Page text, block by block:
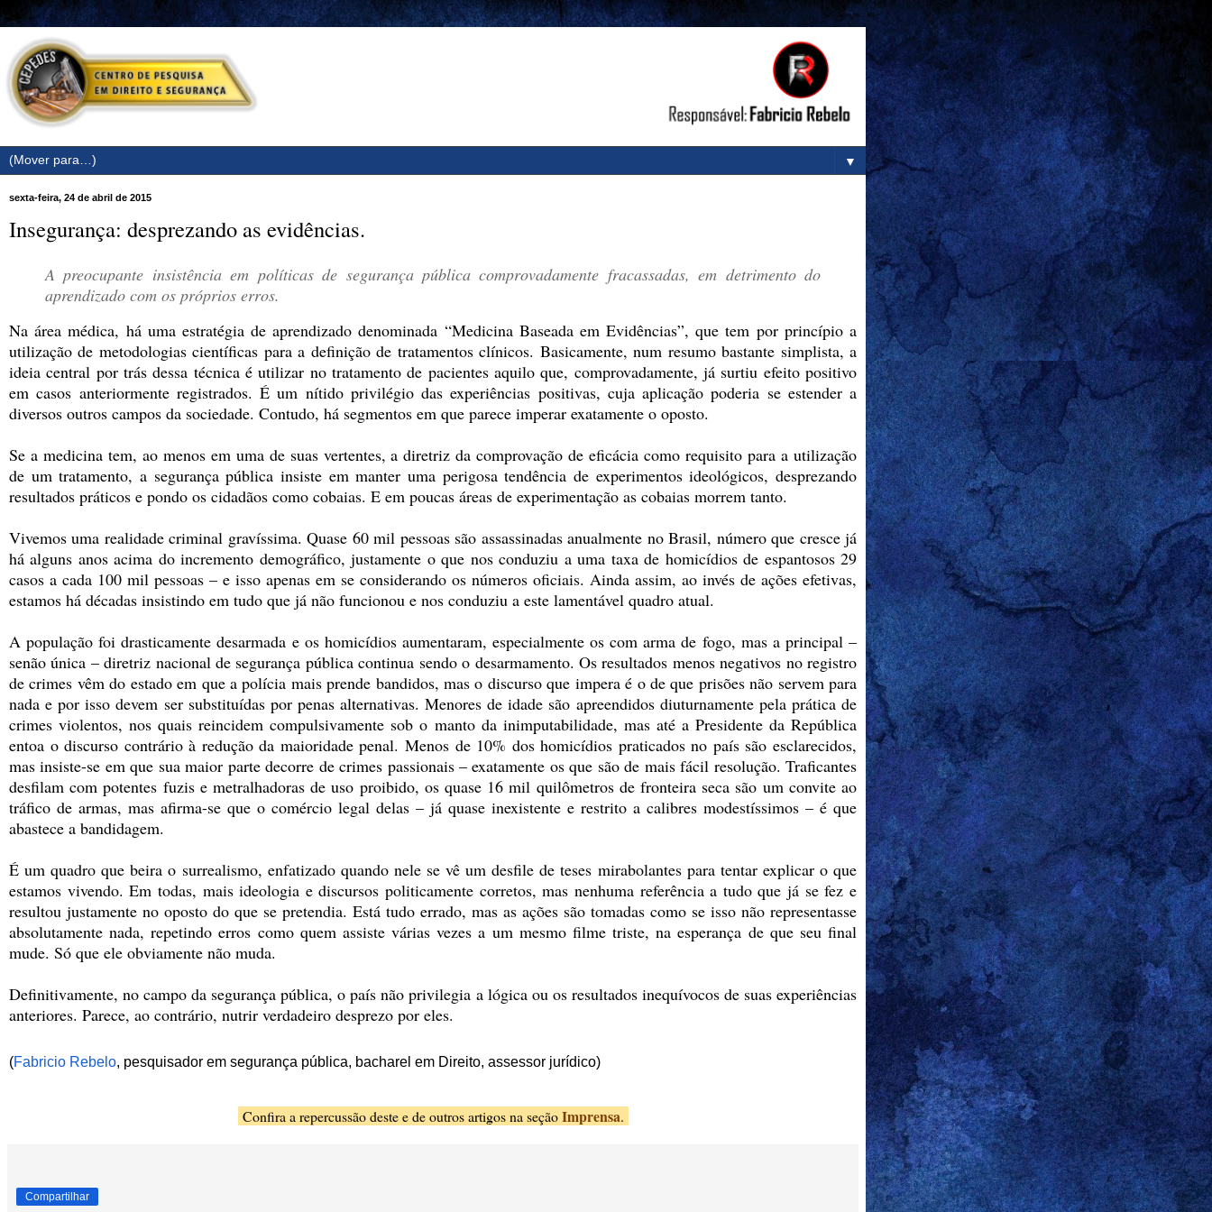
▼
sexta-feira, 24 de abril de 2015
Insegurança: desprezando as evidências.
A preocupante insistência em políticas de segurança pública comprovadamente fracassadas, em detrimento do
aprendizado com os próprios erros.
Na área médica, há uma estratégia de aprendizado denominada “Medicina Baseada em Evidências”, que tem por princípio a
utilização de metodologias científicas para a definição de tratamentos clínicos. Basicamente, num resumo bastante simplista, a
ideia central por trás dessa técnica é utilizar no tratamento de pacientes aquilo que, comprovadamente, já surtiu efeito positivo
em casos anteriormente registrados. É um nítido privilégio das experiências positivas, cuja aplicação poderia se estender a
diversos outros campos da sociedade. Contudo, há segmentos em que parece imperar exatamente o oposto.
Se a medicina tem, ao menos em uma de suas vertentes, a diretriz da comprovação de eficácia como requisito para a utilização
de um tratamento, a segurança pública insiste em manter uma perigosa tendência de experimentos ideológicos, desprezando
resultados práticos e pondo os cidadãos como cobaias. E em poucas áreas de experimentação as cobaias morrem tanto.
Vivemos uma realidade criminal gravíssima. Quase 60 mil pessoas são assassinadas anualmente no Brasil, número que cresce já
há alguns anos acima do incremento demográfico, justamente o que nos conduziu a uma taxa de homicídios de espantosos 29
casos a cada 100 mil pessoas – e isso apenas em se considerando os números oficiais. Ainda assim, ao invés de ações efetivas,
estamos há décadas insistindo em tudo que já não funcionou e nos conduziu a este lamentável quadro atual.
A população foi drasticamente desarmada e os homicídios aumentaram, especialmente os com arma de fogo, mas a principal –
senão única – diretriz nacional de segurança pública continua sendo o desarmamento. Os resultados menos negativos no registro
de crimes vêm do estado em que a polícia mais prende bandidos, mas o discurso que impera é o de que prisões não servem para
nada e por isso devem ser substituídas por penas alternativas. Menores de idade são apreendidos diuturnamente pela prática de
crimes violentos, nos quais reincidem compulsivamente sob o manto da inimputabilidade, mas até a Presidente da República
entoa o discurso contrário à redução da maioridade penal. Menos de 10% dos homicídios praticados no país são esclarecidos,
mas insiste-se em que sua maior parte decorre de crimes passionais – exatamente os que são de mais fácil resolução. Traficantes
desfilam com potentes fuzis e metralhadoras de uso proibido, os quase 16 mil quilômetros de fronteira seca são um convite ao
tráfico de armas, mas afirma-se que o comércio legal delas – já quase inexistente e restrito a calibres modestíssimos – é que
abastece a bandidagem.
É um quadro que beira o surrealismo, enfatizado quando nele se vê um desfile de teses mirabolantes para tentar explicar o que
estamos vivendo. Em todas, mais ideologia e discursos politicamente corretos, mas nenhuma referência a tudo que já se fez e
resultou justamente no oposto do que se pretendia. Está tudo errado, mas as ações são tomadas como se isso não representasse
absolutamente nada, repetindo erros como quem assiste várias vezes a um mesmo filme triste, na esperança de que seu final
mude. Só que ele obviamente não muda.
Definitivamente, no campo da segurança pública, o país não privilegia a lógica ou os resultados inequívocos de suas experiências
anteriores. Parece, ao contrário, nutrir verdadeiro desprezo por eles.
(Fabricio Rebelo, pesquisador em segurança pública, bacharel em Direito, assessor jurídico)
Confira a repercussão deste e de outros artigos na seçãoImprensa.
Compartilhar